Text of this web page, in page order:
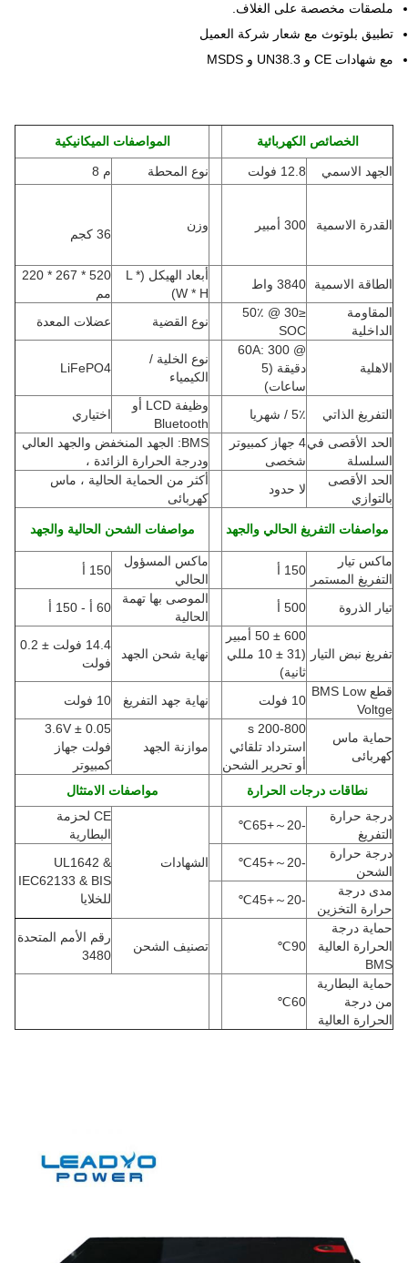
ملصقات مخصصة على الغلاف.
تطبيق بلوتوث مع شعار شركة العميل
مع شهادات CE و UN38.3 و MSDS
الخصائص الكهربائية المواصفات الميكانيكية
الجهد الاسمي 12.8 فولت نوع المحطة م 8
القدرة الاسمية 300 أمبير وزن
36 كجم
الطاقة الاسمية 3840 واط
أبعاد الهيكل (L *
W * H
)
520 * 267 * 220
مم
المقاومة
الداخلية
≤30 @ 50٪
SOC
نوع القضية عضلات المعدة
الاهلية
@ 60A: 300
دقيقة (5
ساعات)
نوع الخلية /
الكيمياء
LiFePO4
التفريغ الذاتي 5٪ / شهريا
وظيفة LCD أو
Bluetooth
اختياري
الحد الأقصى في
السلسلة
4 جهاز كمبيوتر
شخصى
BMS: الجهد المنخفض والجهد العالي
ودرجة الحرارة الزائدة ،
الحد الأقصى
بالتوازي
لا حدود
أكثر من الحماية الحالية ، ماس
كهربائى
مواصفات التفريغ الحالي والجهد مواصفات الشحن الحالية والجهد
ماكس تيار
التفريغ المستمر
150 أ
ماكس المسؤول
الحالي
150 أ
تيار الذروة 500 أ
الموصى بها تهمة
الحالية
60 أ - 150 أ
تفريغ نبض التيار
600 ± 50 أمبير
(
31 ± 10 مللي
ثانية)
نهاية شحن الجهد
14.4 فولت ± 0.2
فولت
قطع BMS Low
Voltge
10 فولت نهاية جهد التفريغ 10 فولت
حماية ماس
كهربائى
200-800 s
استرداد تلقائي
أو تحرير الشحن
موازنة الجهد
3.6V ± 0.05
فولت جهاز
كمبيوتر
نطاقات درجات الحرارة
مواصفات الامتثال
درجة حرارة
التفريغ
-20
～
+65
℃
الشهادات
CE لحزمة
البطارية
درجة حرارة
الشحن
-20
～
+45
℃
UL1642 &
IEC62133 & BIS
للخلايا
مدى درجة
حرارة التخزين
-20
～
+45
℃
حماية درجة
الحرارة العالية
BMS
90
℃ تصنيف الشحن
رقم الأمم المتحدة
3480
حماية البطارية
من درجة
الحرارة العالية
60
℃